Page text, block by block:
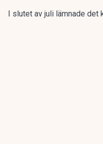
I slutet av juli lämnade det